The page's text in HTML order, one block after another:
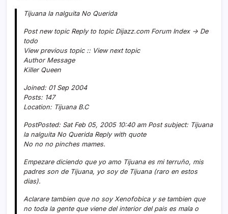
Tijuana la nalguita No Querida
Post new topic Reply to topic Dijazz.com Forum Index -> De
todo
View previous topic :: View next topic
Author Message
Killer Queen
Joined: 01 Sep 2004
Posts: 147
Location: Tijuana B.C
PostPosted: Sat Feb 05, 2005 10:40 am Post subject: Tijuana
la nalguita No Querida Reply with quote
No no no pinches mames.
Empezare diciendo que yo amo Tijuana es mi terruño, mis
padres son de Tijuana, yo soy de Tijuana (raro en estos
dias).
Aclarare tambien que no soy Xenofobica y se tambien que
no toda la gente que viene del interior del pais es mala o